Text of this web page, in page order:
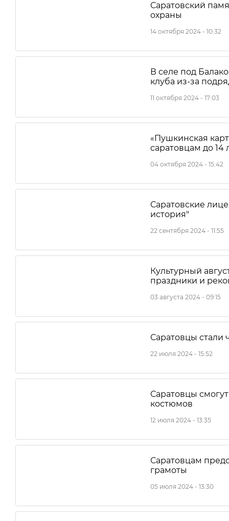
Саратовский
охраны
14 октября 2024 - 10:32
В селе под
клуба из-за
11 октября 2024 - 17:03
«Пушкинская
саратовцам до 14
04 октября 2024 - 15:42
Саратовские
история"
22 сентября 2024 - 11:55
Культурный
праздники и
03 августа 2024 - 09:15
Саратовцы стали
22 июля 2024 - 15:52
Саратовцы
костюмов
12 июля 2024 - 13:35
Саратовцам
грамоты
05 июля 2024 - 13:30